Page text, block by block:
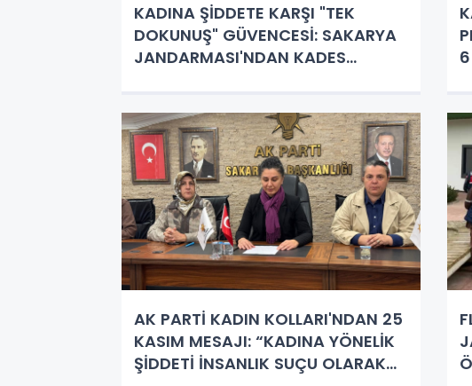
KADINA ŞİDDETE KARŞI "TEK
DOKUNUŞ" GÜVENCESİ: SAKARYA
JANDARMASI'NDAN KADES
AK PARTİ KADIN KOLLARI'NDAN 25
KASIM MESAJI: “KADINA YÖNELİK
ŞİDDETİ İNSANLIK SUÇU OLARAK